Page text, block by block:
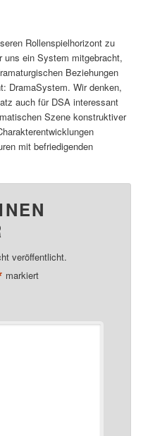
Rollenspielhorizont zu
uns ein System mitgebracht,
Beziehungen
DramaSystem. Wir denken,
auch für DSA interessant
Szene konstruktiver
mit befriedigenden
veröffentlicht.
markiert